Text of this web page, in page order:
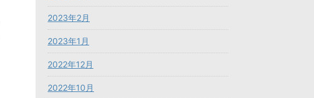
2023年2月
2023年1月
2022年12月
2022年10月